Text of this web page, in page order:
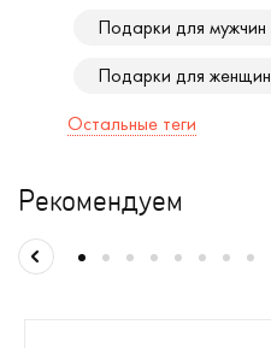
Подарки для мужчин
Подарки для женщин
Остальные теги
Рекомендуем